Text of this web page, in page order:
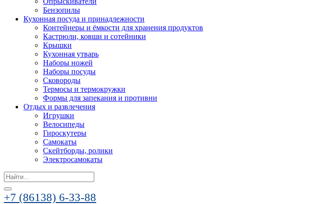
Бензопилы
Кухонная посуда и принадлежности
Контейнеры и ёмкости для хранения продуктов
Кастрюли, ковши и сотейники
Крышки
Кухонная утварь
Наборы ножей
Наборы посуды
Сковороды
Термосы и термокружки
Формы для запекания и противни
Отдых и развлечения
Игрушки
Велосипеды
Гироскутеры
Самокаты
Скейтборды, ролики
Электросамокаты
Search
for:
+7 (86138) 6-33-88